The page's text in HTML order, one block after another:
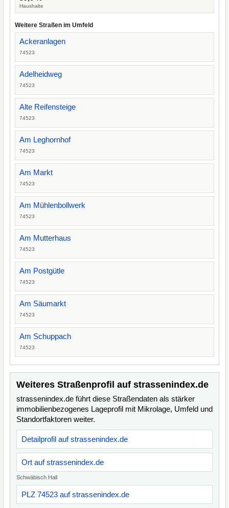
Haushalte
Weitere Straßen im Umfeld
Ackeranlagen
74523
Adelheidweg
74523
Alte Reifensteige
74523
Am Leghornhof
74523
Am Markt
74523
Am Mühlenbollwerk
74523
Am Mutterhaus
74523
Am Postgütle
74523
Am Säumarkt
74523
Am Schuppach
74523
Weiteres Straßenprofil auf strassenindex.de
strassenindex.de führt diese Straßendaten als stärker
immobilienbezogenes Lageprofil mit Mikrolage, Umfeld und
Standortfaktoren weiter.
Detailprofil auf strassenindex.de
Ort auf strassenindex.de
Schwäbisch Hall
PLZ 74523 auf strassenindex.de